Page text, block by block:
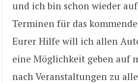
und ich bin schon wieder
Terminen für das
Eurer Hilfe will ich allen
eine Möglichkeit geben auf
nach Veranstaltungen zu